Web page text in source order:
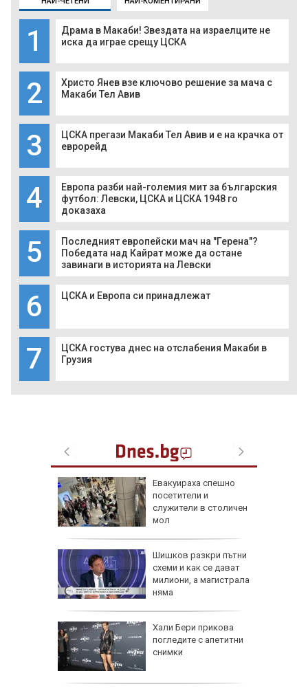
1
Драма в Макаби! Звездата на израелците не
иска да играе срещу ЦСКА
2
Христо Янев взе ключово решение за мача с
Макаби Тел Авив
3
ЦСКА прегази Макаби Тел Авив и е на крачка от
еврорейд
4
Европа разби най-големия мит за българския
футбол: Левски, ЦСКА и ЦСКА 1948 го
доказаха
5
Последният европейски мач на "Герена"?
Победата над Кайрат може да остане
завинаги в историята на Левски
6 ЦСКА и Европа си принадлежат
7
ЦСКА гостува днес на отслабения Макаби в
Грузия
Евакуираха спешно
посетители и
служители в столичен
мол
Шишков разкри пътни
схеми и как се дават
милиони, а магистрала
няма
Хали Бери прикова
погледите с апетитни
снимки